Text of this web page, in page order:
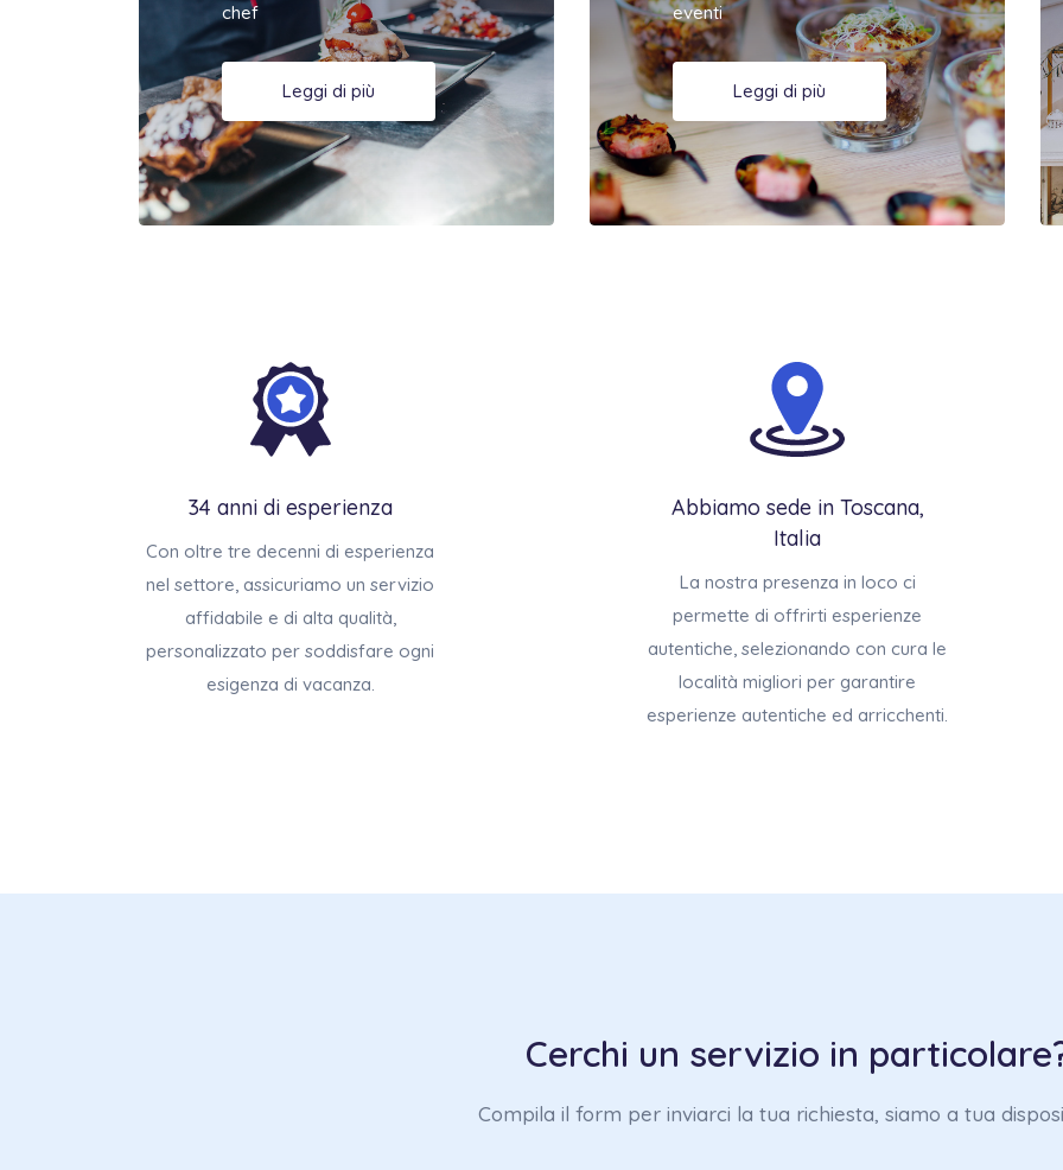
chef
Leggi di più
eventi
Leggi di più
34 anni di esperienza
Con oltre tre decenni di esperienza
nel settore, assicuriamo un servizio
affidabile e di alta qualità,
personalizzato per soddisfare ogni
esigenza di vacanza.
Abbiamo sede in Toscana,
Italia
La nostra presenza in loco ci
permette di offrirti esperienze
autentiche, selezionando con cura le
località migliori per garantire
esperienze autentiche ed arricchenti.
Cerchi un servizio in
Compila il form per inviarci la tua richiesta, siamo a tua